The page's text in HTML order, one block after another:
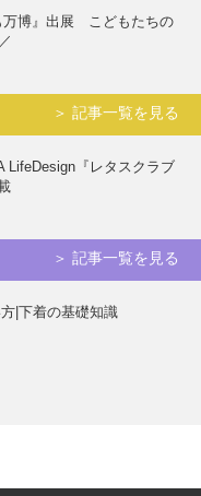
万博』出展 こどもたちの
＞ 記事一覧を見る
LifeDesign『レタスクラブ
＞ 記事一覧を見る
|下着の基礎知識